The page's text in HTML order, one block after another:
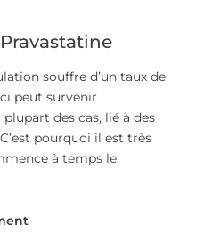
souffre d’un taux de
peut survenir
des cas, lié à des
pourquoi il est très
à temps le